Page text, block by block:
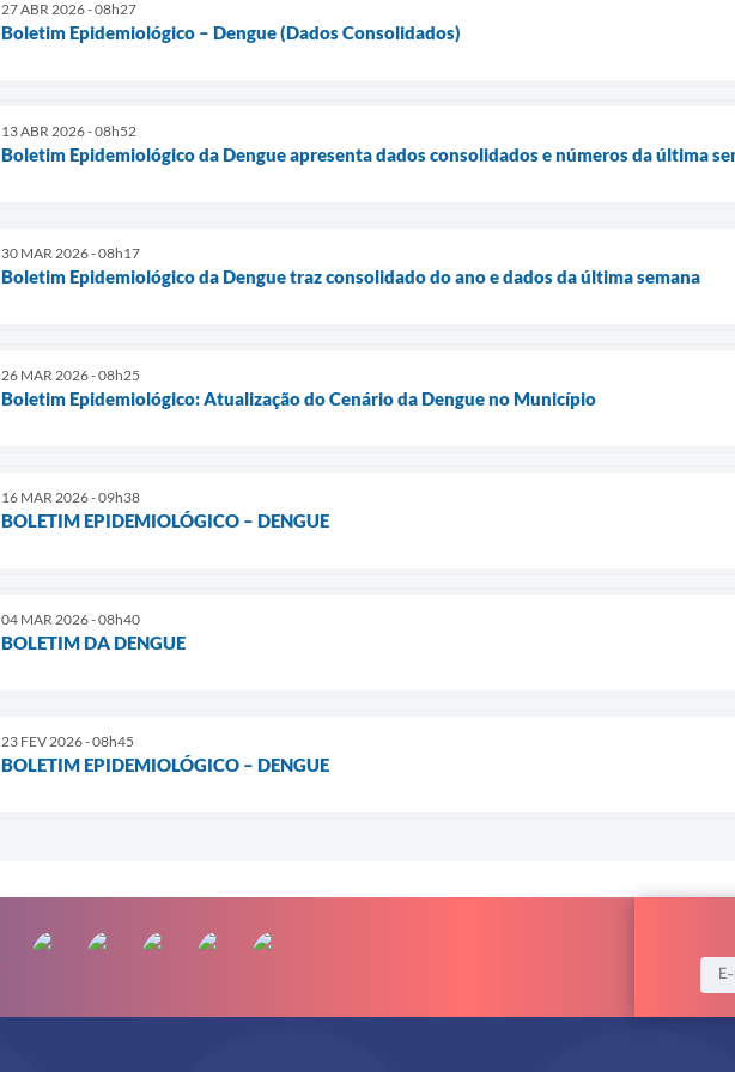
27 ABR 2026 - 08h27
Boletim Epidemiológico – Dengue (Dados Consolidados)
13 ABR 2026 - 08h52
Boletim Epidemiológico da Dengue apresenta dados consolidados e números da última
30 MAR 2026 - 08h17
Boletim Epidemiológico da Dengue traz consolidado do ano e dados da última semana
26 MAR 2026 - 08h25
Boletim Epidemiológico: Atualização do Cenário da Dengue no Município
16 MAR 2026 - 09h38
BOLETIM EPIDEMIOLÓGICO – DENGUE
04 MAR 2026 - 08h40
BOLETIM DA DENGUE
23 FEV 2026 - 08h45
BOLETIM EPIDEMIOLÓGICO – DENGUE